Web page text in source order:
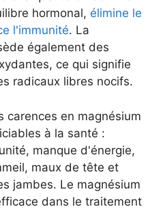
hormonal, élimine le
l'immunité. La
également des
ce qui signifie
radicaux libres nocifs.
carences en magnésium
à la santé :
manque d'énergie,
maux de tête et
jambes. Le magnésium
dans le traitement